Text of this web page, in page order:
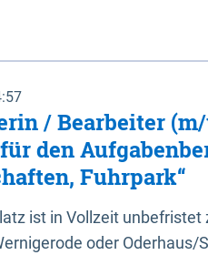
/ Bearbeiter (m/
den
Fuhrpark“
ist in Vollzeit
oder Oderhaus/